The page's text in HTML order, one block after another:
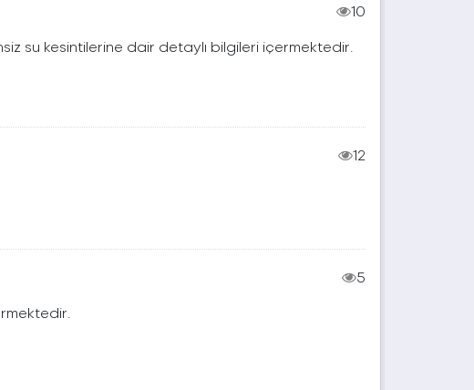
10
su kesintilerine dair detaylı bilgileri içermektedir.
12
5